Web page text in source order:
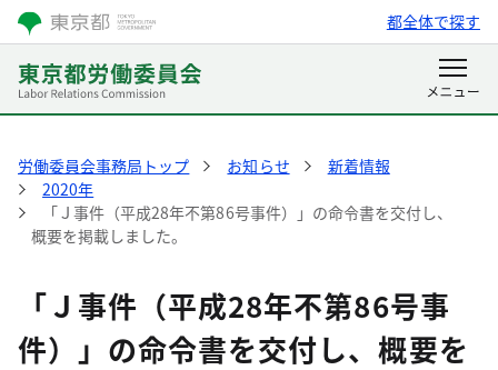
都全体で探す
労働委員会事務局トップ お知らせ
新着情報
2020年
「Ｊ事件（平成28年不第86号事件）」の命令書を交付し、
概要を掲載しました。
「Ｊ事件（平成28年不第86号事
件）」の命令書を交付し、概要を